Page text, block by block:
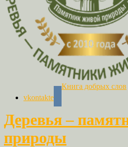
vkontakte
Книга добрых слов
Деревья –
природы